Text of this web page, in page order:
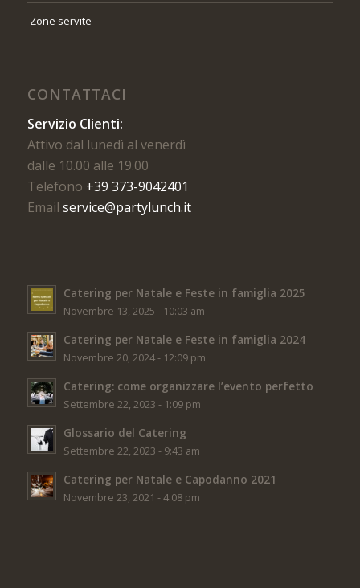
Zone servite
CONTATTACI
Servizio Clienti:
Attivo dal lunedì al venerdì
dalle 10.00 alle 19.00
Telefono +39 373-9042401
Email service@partylunch.it
Catering per Natale e Feste in famiglia 2025
Novembre 13, 2025 - 10:03 am
Catering per Natale e Feste in famiglia 2024
Novembre 20, 2024 - 12:09 pm
Catering: come organizzare l’evento perfetto
Settembre 22, 2023 - 1:09 pm
Glossario del Catering
Settembre 22, 2023 - 9:43 am
Catering per Natale e Capodanno 2021
Novembre 23, 2021 - 4:08 pm